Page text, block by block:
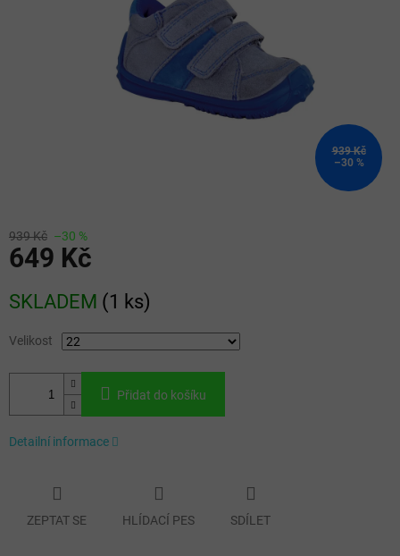
939 Kč
–30 %
939 Kč –30 %
649 Kč
cena:
SKLADEM (1 ks)
Velikost
Přidat do košíku
Detailní informace
ZEPTAT SE HLÍDACÍ PES SDÍLET